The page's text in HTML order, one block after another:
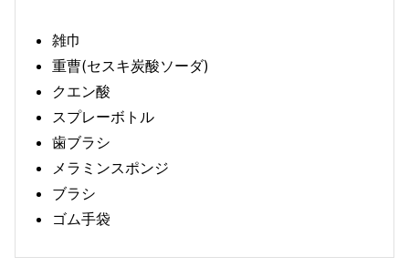
雑巾
重曹(セスキ炭酸ソーダ)
クエン酸
スプレーボトル
歯ブラシ
メラミンスポンジ
ブラシ
ゴム手袋